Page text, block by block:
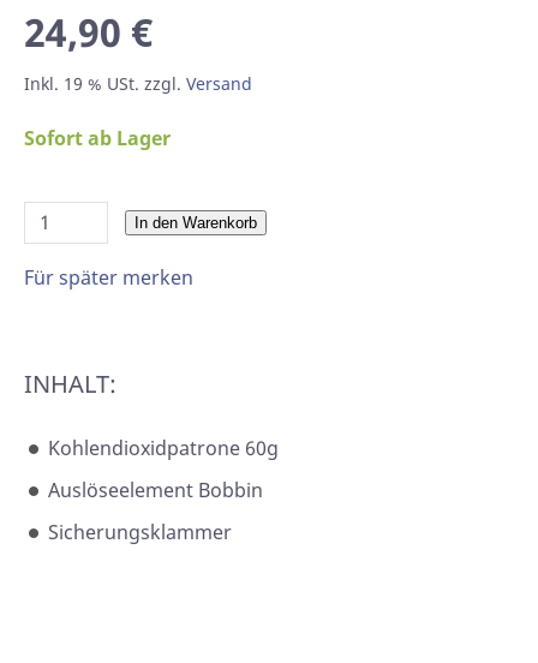
24,90 €
Inkl. 19 % USt. zzgl. Versand
Sofort ab Lager
In den Warenkorb
Für später merken
INHALT:
Kohlendioxidpatrone 60g
Auslöseelement Bobbin
Sicherungsklammer